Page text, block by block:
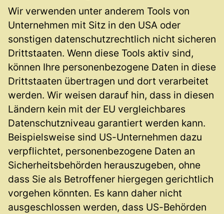
Wir verwenden unter anderem Tools von
Unternehmen mit Sitz in den USA oder
sonstigen datenschutzrechtlich nicht sicheren
Drittstaaten. Wenn diese Tools aktiv sind,
können Ihre personenbezogene Daten in diese
Drittstaaten übertragen und dort verarbeitet
werden. Wir weisen darauf hin, dass in diesen
Ländern kein mit der EU vergleichbares
Datenschutzniveau garantiert werden kann.
Beispielsweise sind US-Unternehmen dazu
verpflichtet, personenbezogene Daten an
Sicherheitsbehörden herauszugeben, ohne
dass Sie als Betroffener hiergegen gerichtlich
vorgehen könnten. Es kann daher nicht
ausgeschlossen werden, dass US-Behörden